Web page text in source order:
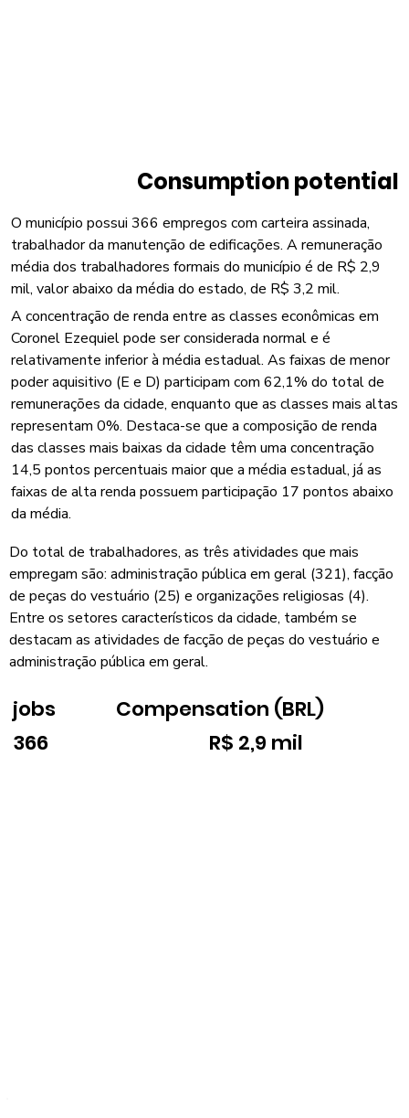
Consumption potential
O município possui 366 empregos com carteira assinada,
trabalhador da manutenção de edificações. A remuneração
média dos trabalhadores formais do município é de R$ 2,9
mil, valor abaixo da média do estado, de R$ 3,2 mil.
A concentração de renda entre as classes econômicas em
Coronel Ezequiel pode ser considerada normal e é
relativamente inferior à média estadual. As faixas de menor
poder aquisitivo (E e D) participam com 62,1% do total de
remunerações da cidade, enquanto que as classes mais altas
representam 0%. Destaca-se que a composição de renda
das classes mais baixas da cidade têm uma concentração
14,5 pontos percentuais maior que a média estadual, já as
faixas de alta renda possuem participação 17 pontos abaixo
da média.
Do total de trabalhadores, as três atividades que mais
empregam são: administração pública em geral (321), facção
de peças do vestuário (25) e organizações religiosas (4).
Entre os setores característicos da cidade, também se
destacam as atividades de facção de peças do vestuário e
administração pública em geral.
jobs
366
Compensation (BRL)
R$ 2,9 mil